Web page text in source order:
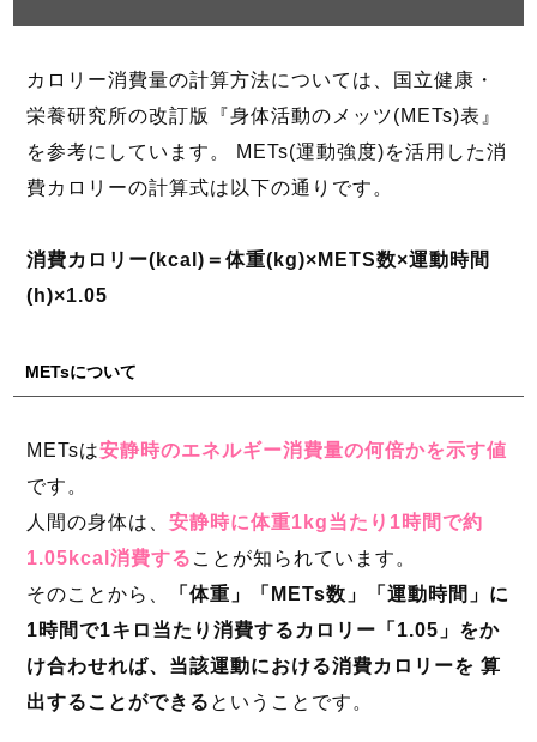
カロリー消費量の計算方法については、国立健康・
栄養研究所の改訂版『身体活動のメッツ(METs)表』
を参考にしています。 METs(運動強度)を活用した消
費カロリーの計算式は以下の通りです。
消費カロリー(kcal)＝体重(kg)×METS数×運動時間
(h)×1.05
METsについて
METsは安静時のエネルギー消費量の何倍かを示す値
です。
人間の身体は、 安静時に体重1kg当たり1時間で約
1.05kcal消費する ことが知られています。
そのことから、
「体重」「METs数」「運動時間」に
1時間で1キロ当たり消費するカロリー「1.05」をか
け合わせれば、当該運動における消費カロリーを 算
出することができる ということです。